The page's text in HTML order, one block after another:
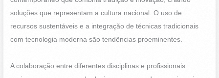
soluções que representam a cultura nacional. O uso de
recursos sustentáveis e a integração de técnicas tradicionais
com tecnologia moderna são tendências proeminentes.
A colaboração entre diferentes disciplinas e profissionais